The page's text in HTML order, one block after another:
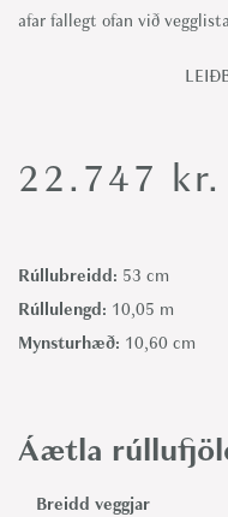
22.747 kr.
afar fallegt ofan við
Rúllubreidd: 53 cm
Rúllulengd: 10,05 m
Mynsturhæð: 10,60 cm
Áætla
Breidd veggjar